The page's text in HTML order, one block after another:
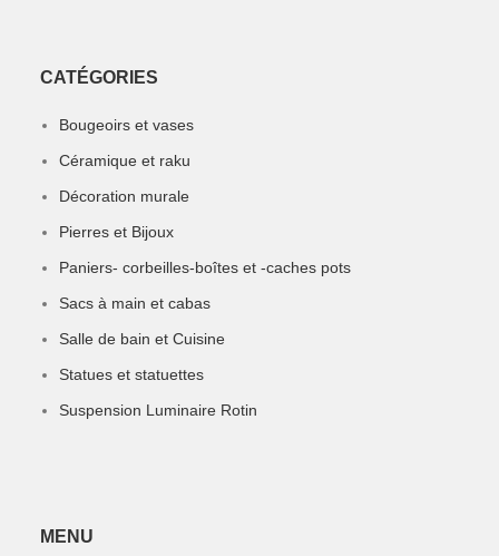
CATÉGORIES
Bougeoirs et vases
Céramique et raku
Décoration murale
Pierres et Bijoux
Paniers- corbeilles-boîtes et -caches pots
Sacs à main et cabas
Salle de bain et Cuisine
Statues et statuettes
Suspension Luminaire Rotin
MENU